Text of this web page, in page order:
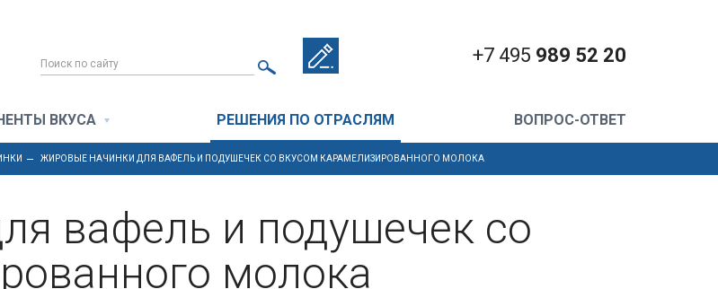
ВКУСА РЕШЕНИЯ ПО ОТРАСЛЯМ ВОПРОС-ОТВЕТ
+7 495 989 52 20
ЖИРОВЫЕ НАЧИНКИ ДЛЯ ВАФЕЛЬ И ПОДУШЕЧЕК СО ВКУСОМ КАРАМЕЛИЗИРОВАННОГО МОЛОКА
вафель и подушечек со
молока